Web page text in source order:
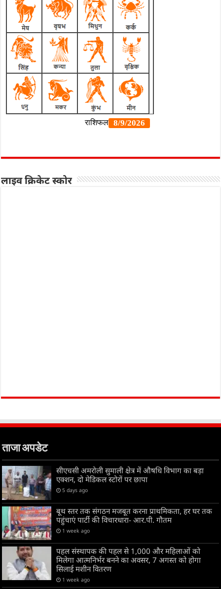
लाइव क्रिकेट स्कोर
ताजा अपडेट
सीएचसी अमरोली सुमाली क्षेत्र में औषधि विभाग का बड़ा
एक्शन, दो मेडिकल स्टोरों पर छापा
5 days ago
बूथ स्तर तक संगठन मजबूत करना प्राथमिकता, हर घर तक
पहुंचाएं पार्टी की विचारधारा- आर.पी. गौतम
1 week ago
पहल संस्थापक की पहल से 1,000 और महिलाओं को
मिलेगा आत्मनिर्भर बनने का अवसर, 7 अगस्त को होगा
सिलाई मशीन वितरण
1 week ago